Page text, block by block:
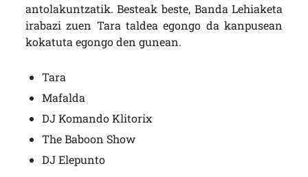
antolakuntzatik. Besteak beste, Banda Lehiaketa
irabazi zuen Tara taldea egongo da kanpusean
kokatuta egongo den gunean.
Tara
Mafalda
DJ Komando Klitorix
The Baboon Show
DJ Elepunto